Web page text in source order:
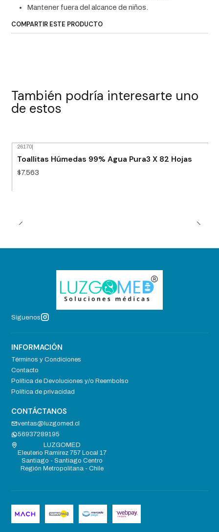
Mantener fuera del alcance de niños.
COMPARTIR ESTE PRODUCTO
También podría interesarte uno
de estos
26170|
Toallitas Húmedas 99% Agua Pura3 X 82 Hojas
$7.563
Síguenos
INFORMACIÓN
Términos y Condiciones
Contacto
Política de Devoluciones y/o Reembolso
Política de privacidad
CONTÁCTANOS
ventas@luzgomed.cl
56937289195
LUZGOMED
Eleuterio Ramirez 757 Local 17
Santiago - Santiago Centro
Región Metropolitana - Chile